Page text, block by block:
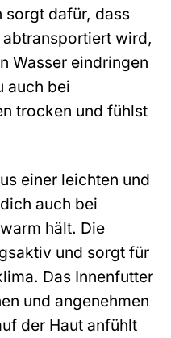
sorgt dafür, dass
wird,
Wasser eindringen
auch bei
trocken und fühlst
einer leichten und
auch bei
hält. Die
und sorgt für
Das Innenfutter
und angenehmen
der Haut anfühlt